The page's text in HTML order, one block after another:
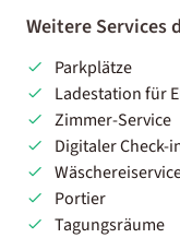
Weitere Services
Parkplätze
Ladestation für
Zimmer-Service
Digitaler Check-
Portier
Tagungsräume